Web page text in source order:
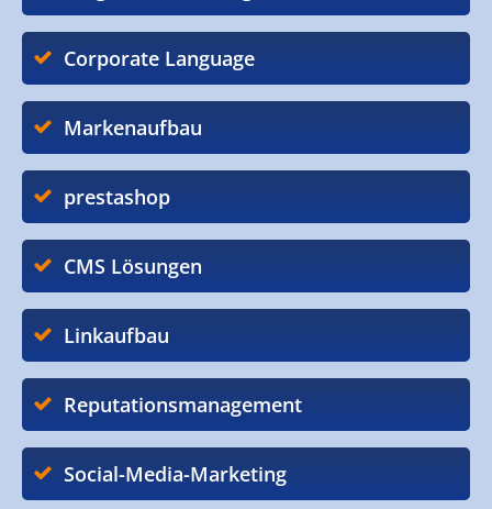
Corporate Language
Markenaufbau
prestashop
CMS Lösungen
Linkaufbau
Reputationsmanagement
Social-Media-Marketing